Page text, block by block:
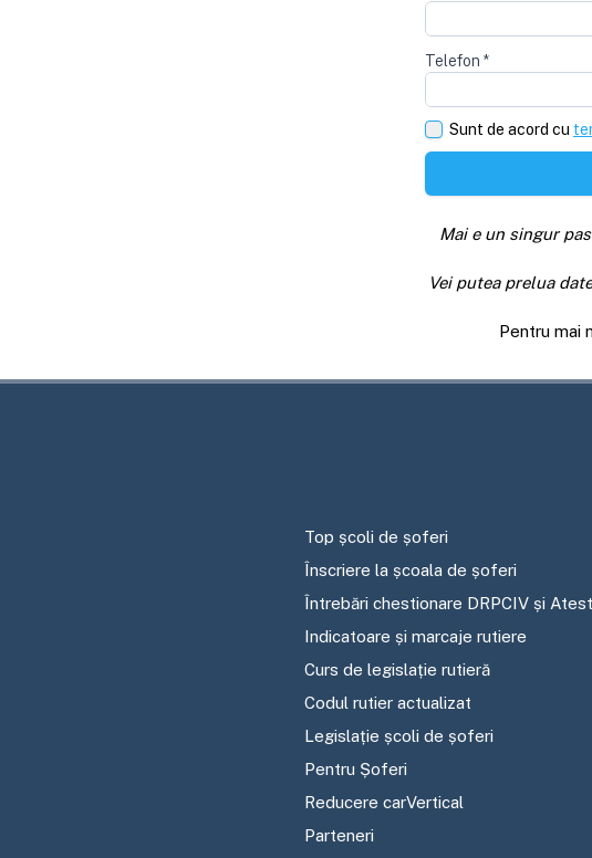
Telefon *
Sunt de acord cu
Mai e un singur
Vei putea prelua
Pentru mai
Top școli de șoferi
Înscriere la școala de șoferi
Întrebări chestionare DRPCIV și
Indicatoare și marcaje rutiere
Curs de legislație rutieră
Codul rutier actualizat
Legislație școli de șoferi
Pentru Șoferi
Reducere carVertical
Parteneri